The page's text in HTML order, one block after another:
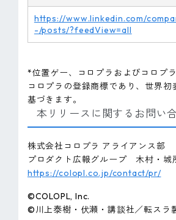
https://www.linkedin.com/
-/posts/?feedView=all
*位置ゲー、コロプラおよびコロプ
コロプラの登録商標であり、世界初
基づきます。
本リリースに関するお問い
株式会社コロプラ アライアンス部
プロダクト広報グループ 木村・城
https://colopl.co.jp/contact/pr/
©COLOPL, Inc.
©川上泰樹・伏瀬・講談社／転スラ